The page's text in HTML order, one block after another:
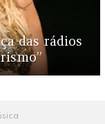
das rádios